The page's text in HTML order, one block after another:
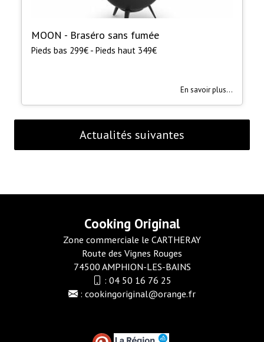
MOON - Braséro sans fumée
Pieds bas 299€ - Pieds haut 349€
En savoir plus...
Actualités suivantes
Cooking Original
Zone commerciale le CARTHERAY
Route des Vignes Rouges
74500 AMPHION-LES-BAINS
: 04 50 16 76 25
: cookingoriginal@orange.fr